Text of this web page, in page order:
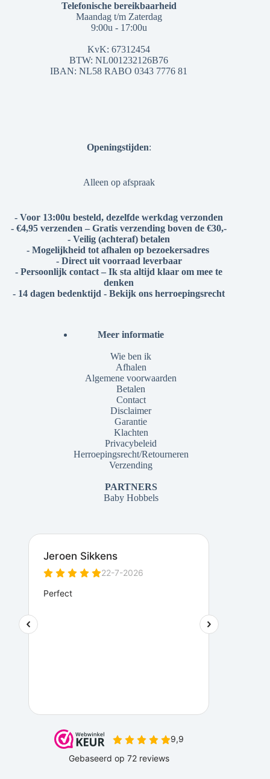
Telefonische bereikbaarheid
Maandag t/m Zaterdag
9:00u - 17:00u
KvK: 67312454
BTW: NL001232126B76
IBAN: NL58 RABO 0343 7776 81
Openingstijden:
Alleen op afspraak
- Voor 13:00u besteld, dezelfde werkdag verzonden
- €4,95 verzenden – Gratis verzending boven de €30,-
- Veilig (achteraf) betalen
- Mogelijkheid tot afhalen op bezoekersadres
- Direct uit voorraad leverbaar
- Persoonlijk contact – Ik sta altijd klaar om mee te
denken
- 14 dagen bedenktijd - Bekijk ons herroepingsrecht
Meer informatie
Wie ben ik
Afhalen
Algemene voorwaarden
Betalen
Contact
Disclaimer
Garantie
Klachten
Privacybeleid
Herroepingsrecht/Retourneren
Verzending
PARTNERS
Baby Hobbels